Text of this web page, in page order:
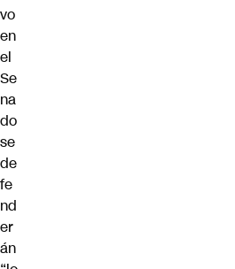
vo
en
el
Se
na
do
se
de
fe
nd
er
án